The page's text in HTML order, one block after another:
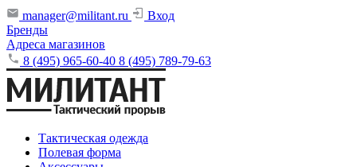
manager@militant.ru
Вход
Бренды
Адреса магазинов
8 (495) 965-60-40 8 (495) 789-79-63
Тактическая одежда
Полевая форма